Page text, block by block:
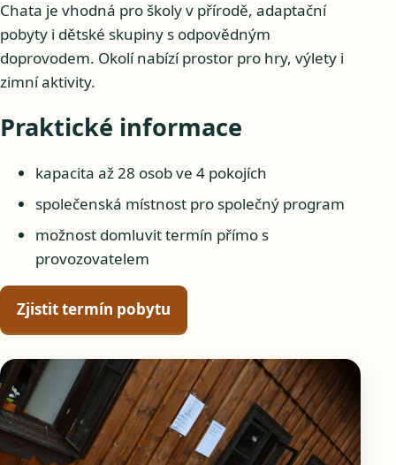
Chata je vhodná pro školy v přírodě, adaptační
pobyty i dětské skupiny s odpovědným
doprovodem. Okolí nabízí prostor pro hry, výlety i
zimní aktivity.
Praktické informace
kapacita až 28 osob ve 4 pokojích
společenská místnost pro společný program
možnost domluvit termín přímo s
provozovatelem
Zjistit termín pobytu